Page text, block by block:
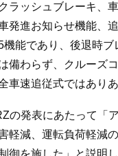
ラッシュブレーキ、
発進お知らせ機能、
機能であり、後退時ブ
備わらず、クルーズ
車速追従式ではありあ
の発表にあたって「
軽減、運転負荷軽減
御を施した」と説明